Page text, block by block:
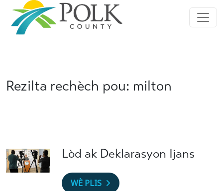
Rezilta rechèch pou: milton
Lòd ak Deklarasyon Ijans
WÈ PLIS